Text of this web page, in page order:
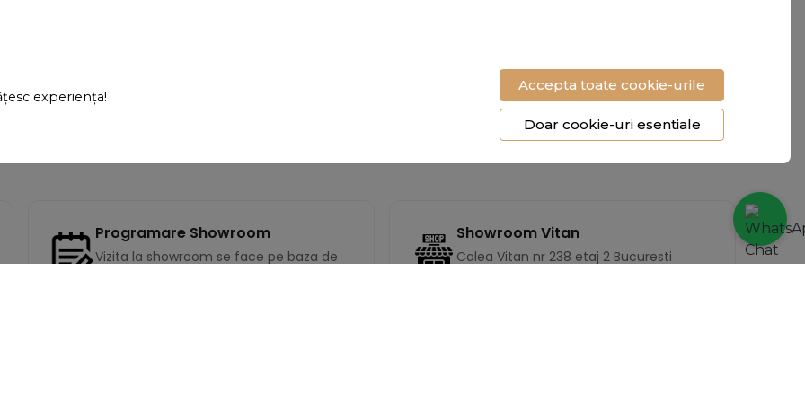
experiența!
Accepta toate cookie-urile
Doar cookie-uri esentiale
comandă!"
- Mihaela T.
Programare Showroom
Vizita la showroom se face pe baza de
Showroom Vitan
Calea Vitan nr 238 etaj 2 Bucuresti